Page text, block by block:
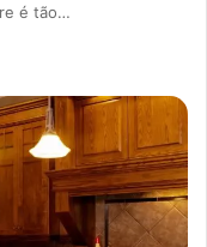
é tão…